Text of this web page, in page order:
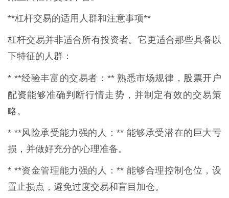
**杠杆交易的适用人群和注意事项**
杠杆交易并非适合所有投资者。它更适合那些具备以
下特征的人群：
* **经验丰富的交易者：** 熟悉市场规律， 股票开户
配资能够准确判断行情走势，并制定有效的交易策
略。
* **风险承受能力强的人：** 能够承受潜在的巨大亏
损，并做好充分的心理准备。
* **资金管理能力强的人：** 能够合理控制仓位，设
置止损点，避免过度交易和盲目加仓。